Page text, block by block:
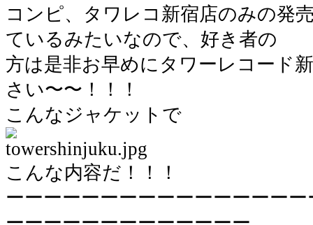
コンピ、タワレコ新宿店のみの発
ているみたいなので、好き者の
方は是非お早めにタワーレコード
さい〜〜！！！
こんなジャケットで
こんな内容だ！！！
ーーーーーーーーーーーーーーー